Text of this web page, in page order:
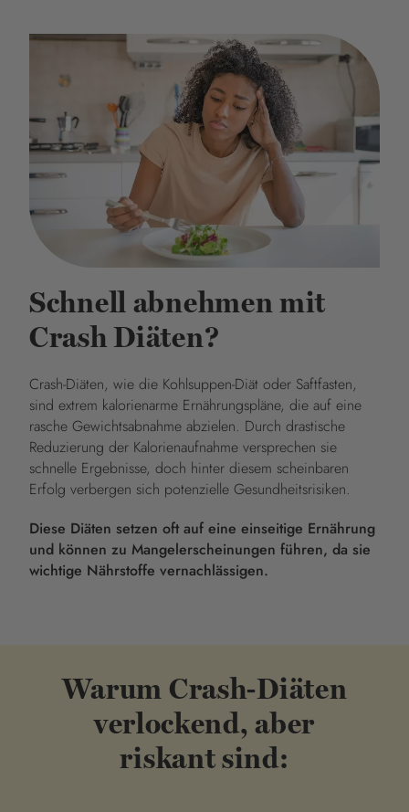
Schnell abnehmen mit
Crash Diäten?
Crash-Diäten, wie die Kohlsuppen-Diät oder Saftfasten,
sind extrem kalorienarme Ernährungspläne, die auf eine
rasche Gewichtsabnahme abzielen. Durch drastische
Reduzierung der Kalorienaufnahme versprechen sie
schnelle Ergebnisse, doch hinter diesem scheinbaren
Erfolg verbergen sich potenzielle Gesundheitsrisiken.
Diese Diäten setzen oft auf eine einseitige Ernährung
und können zu Mangelerscheinungen führen, da sie
wichtige Nährstoffe vernachlässigen.
Warum Crash-Diäten
verlockend, aber
riskant sind: